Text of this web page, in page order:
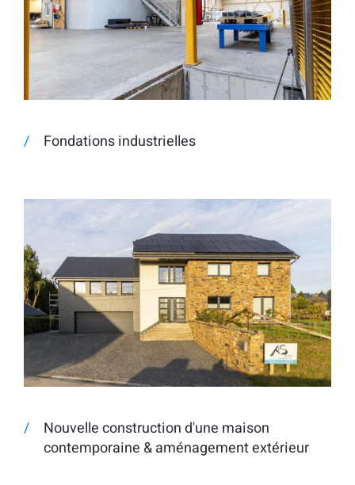
Fondations industrielles
Nouvelle construction d'une maison
contemporaine & aménagement extérieur